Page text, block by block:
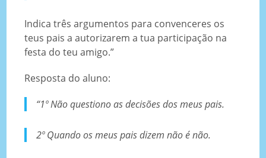
Indica três argumentos para convenceres os
teus pais a autorizarem a tua participação na
festa do teu amigo.”
Resposta do aluno:
“1º Não questiono as decisões dos meus pais.
2º Quando os meus pais dizem não é não.